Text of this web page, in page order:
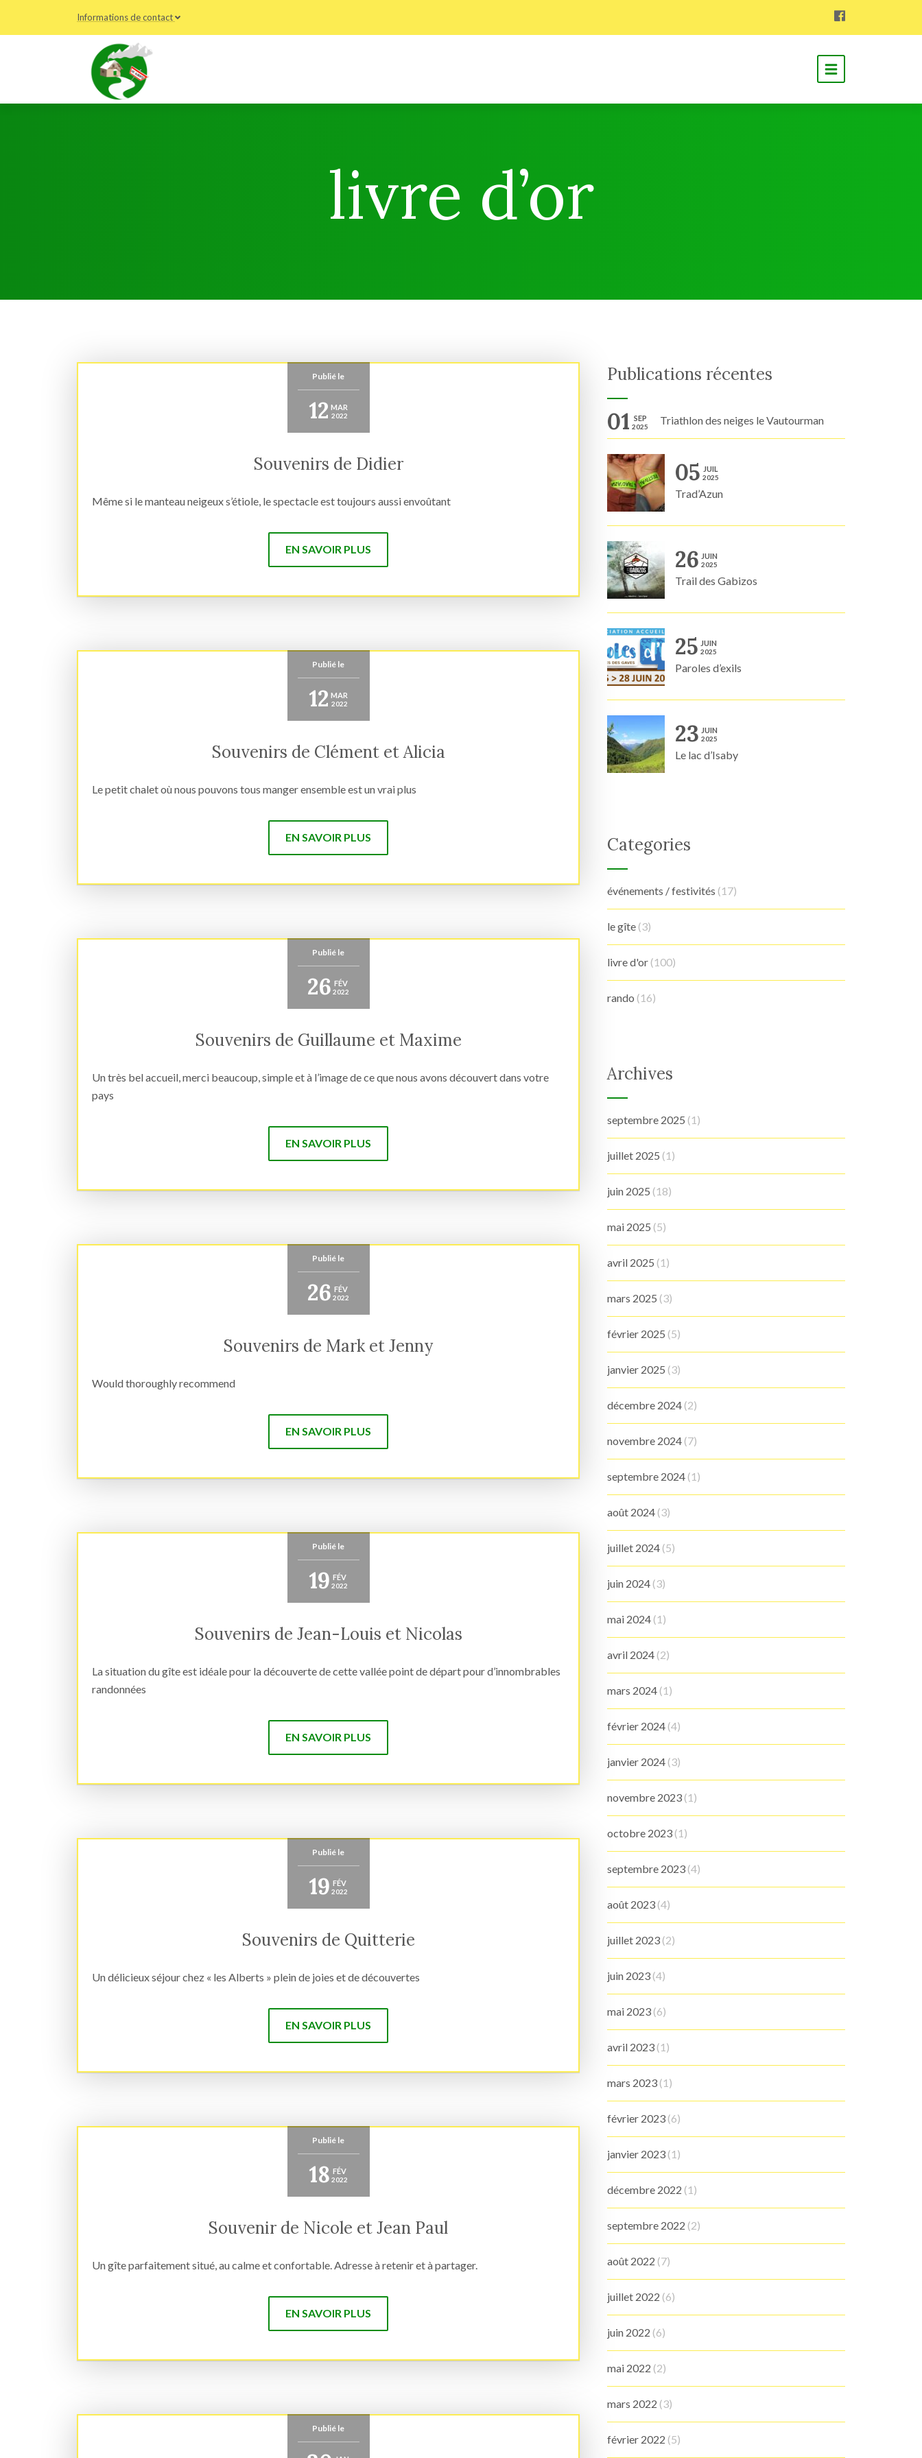
Informations de contact
livre d’or
Publié le
12 MAR
2022
Souvenirs de Didier
Même si le manteau neigeux s’étiole, le spectacle est toujours aussi envoûtant
EN SAVOIR PLUS
Publié le
12 MAR
2022
Souvenirs de Clément et Alicia
Le petit chalet où nous pouvons tous manger ensemble est un vrai plus
EN SAVOIR PLUS
Publié le
26 FÉV
2022
Souvenirs de Guillaume et Maxime
Un très bel accueil, merci beaucoup, simple et à l’image de ce que nous avons découvert dans votre
pays
EN SAVOIR PLUS
Publié le
26 FÉV
2022
Souvenirs de Mark et Jenny
Would thoroughly recommend
EN SAVOIR PLUS
Publié le
19 FÉV
2022
Souvenirs de Jean-Louis et Nicolas
La situation du gîte est idéale pour la découverte de cette vallée point de départ pour d’innombrables
randonnées
EN SAVOIR PLUS
Publié le
19 FÉV
2022
Souvenirs de Quitterie
Un délicieux séjour chez « les Alberts » plein de joies et de découvertes
EN SAVOIR PLUS
Publié le
18 FÉV
2022
Souvenir de Nicole et Jean Paul
Un gîte parfaitement situé, au calme et confortable. Adresse à retenir et à partager.
EN SAVOIR PLUS
Publié le
Publications récentes
01 SEP
2025 Triathlon des neiges le Vautourman
05 JUIL
2025
Trad’Azun
26 JUIN
2025
Trail des Gabizos
25 JUIN
2025
Paroles d’exils
23 JUIN
2025
Le lac d’Isaby
Categories
événements / festivités (17)
le gîte (3)
livre d'or (100)
rando (16)
Archives
septembre 2025 (1)
juillet 2025 (1)
juin 2025 (18)
mai 2025 (5)
avril 2025 (1)
mars 2025 (3)
février 2025 (5)
janvier 2025 (3)
décembre 2024 (2)
novembre 2024 (7)
septembre 2024 (1)
août 2024 (3)
juillet 2024 (5)
juin 2024 (3)
mai 2024 (1)
avril 2024 (2)
mars 2024 (1)
février 2024 (4)
janvier 2024 (3)
novembre 2023 (1)
octobre 2023 (1)
septembre 2023 (4)
août 2023 (4)
juillet 2023 (2)
juin 2023 (4)
mai 2023 (6)
avril 2023 (1)
mars 2023 (1)
février 2023 (6)
janvier 2023 (1)
décembre 2022 (1)
septembre 2022 (2)
août 2022 (7)
juillet 2022 (6)
juin 2022 (6)
mai 2022 (2)
mars 2022 (3)
février 2022 (5)